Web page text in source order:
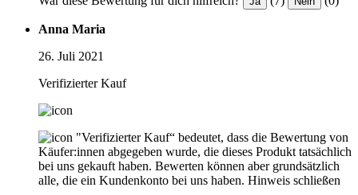
Anna Maria
26. Juli 2021
Verifizierter Kauf
"Verifizierter Kauf“ bedeutet, dass die Bewertung von
Käufer:innen abgegeben wurde, die dieses Produkt tatsächlich
bei uns gekauft haben. Bewerten können aber grundsätzlich
alle, die ein Kundenkonto bei uns haben. Hinweis schließen